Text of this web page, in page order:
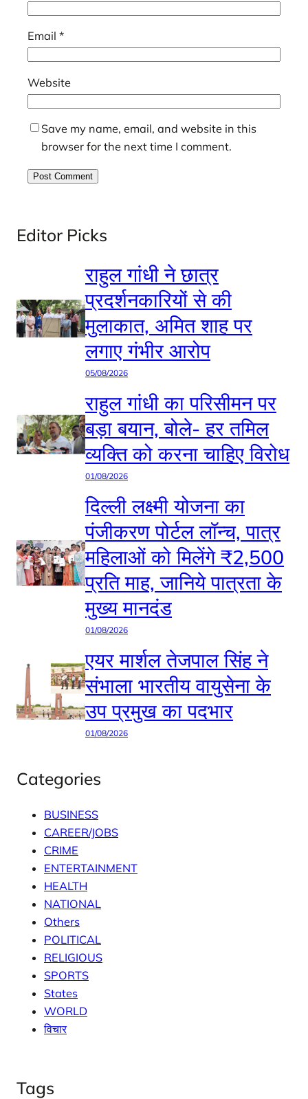
Email *
Website
Save my name, email, and website in this
browser for the next time I comment.
Editor Picks
राहुल गांधी ने छात्र
प्रदर्शनकारियों से की
मुलाकात, अमित शाह पर
लगाए गंभीर आरोप
05/08/2026
राहुल गांधी का परिसीमन पर
बड़ा बयान, बोले- हर तमिल
व्यक्ति को करना चाहिए विरोध
01/08/2026
दिल्ली लक्ष्मी योजना का
पंजीकरण पोर्टल लॉन्च, पात्र
महिलाओं को मिलेंगे ₹2,500
प्रति माह, जानिये पात्रता के
मुख्य मानदंड
01/08/2026
एयर मार्शल तेजपाल सिंह ने
संभाला भारतीय वायुसेना के
उप प्रमुख का पदभार
01/08/2026
Categories
BUSINESS
CAREER/JOBS
CRIME
ENTERTAINMENT
HEALTH
NATIONAL
Others
POLITICAL
RELIGIOUS
SPORTS
States
WORLD
विचार
Tags